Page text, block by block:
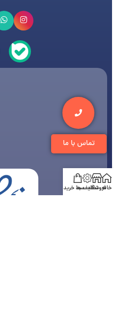
تماس با ما
خانهفروشگاه
تخفیف هاسبد خرید